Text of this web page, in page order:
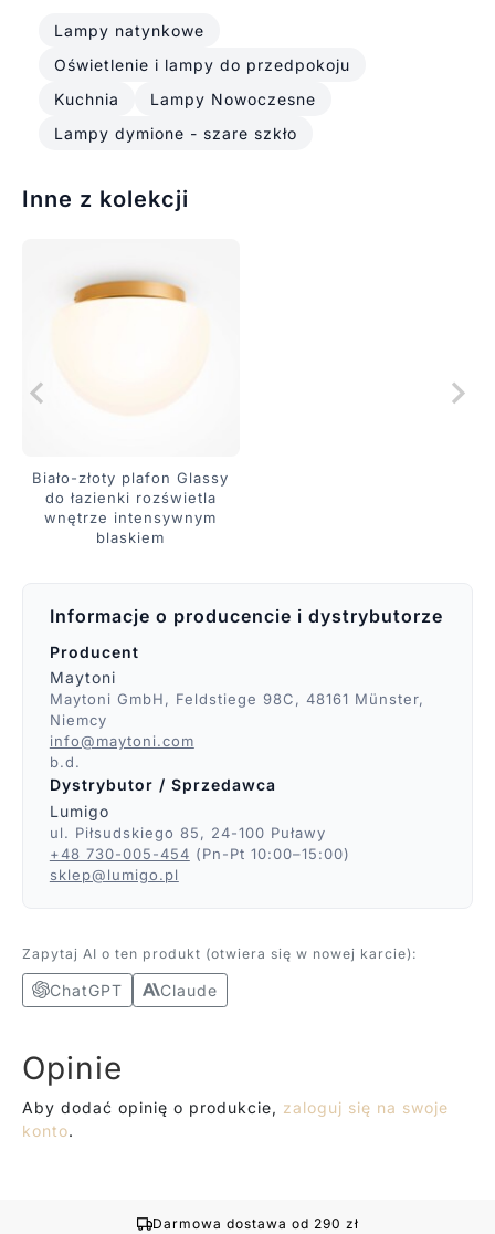
Lampy natynkowe
Oświetlenie i lampy do przedpokoju
Kuchnia
Lampy Nowoczesne
Lampy dymione - szare szkło
Inne z kolekcji
Biało-złoty plafon Glassy
do łazienki rozświetla
wnętrze intensywnym
blaskiem
Informacje o producencie i dystrybutorze
Producent
Maytoni
Maytoni GmbH, Feldstiege 98C, 48161 Münster,
Niemcy
info@maytoni.com
b.d.
Dystrybutor / Sprzedawca
Lumigo
ul. Piłsudskiego 85, 24-100 Puławy
+48 730-005-454 (Pn-Pt 10:00–15:00)
sklep@lumigo.pl
Zapytaj AI o ten produkt (otwiera się w nowej karcie):
ChatGPT Claude
Opinie
Aby dodać opinię o produkcie, zaloguj się na swoje
konto.
Darmowa dostawa od 290 zł